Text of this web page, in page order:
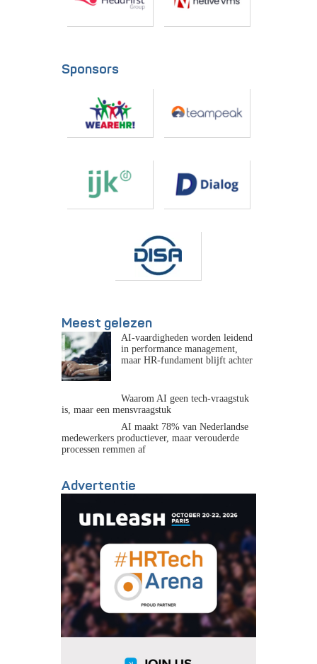
Sponsors
Meest gelezen
AI-vaardigheden worden leidend
in performance management,
maar HR-fundament blijft achter
Waarom AI geen tech-vraagstuk
is, maar een mensvraagstuk
AI maakt 78% van Nederlandse
medewerkers productiever, maar verouderde
processen remmen af
Advertentie